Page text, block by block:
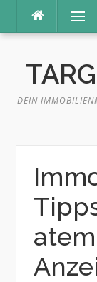
Inhalt
Menü
DEIN